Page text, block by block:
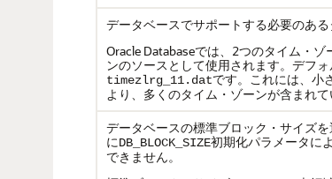
データベースでサポートする必要のある
Oracle Databaseでは、2つのタイム・
ンのソースとして使用されます。デフ
timezlrg_11.datです。これには、小
より、多くのタイム・ゾーンが含まれて
データベースの標準ブロック・サイズ
にDB_BLOCK_SIZE初期化パラメータに
できません。